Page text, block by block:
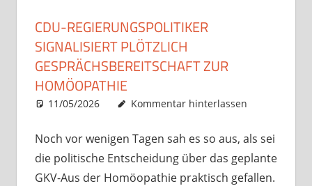
CDU-REGIERUNGSPOLITIKER
SIGNALISIERT PLÖTZLICH
GESPRÄCHSBEREITSCHAFT ZUR
HOMÖOPATHIE
11/05/2026 Christian J. Becker
Uncategorized
Kommentar hinterlassen
Noch vor wenigen Tagen sah es so aus, als sei
die politische Entscheidung über das geplante
GKV-Aus der Homöopathie praktisch gefallen.